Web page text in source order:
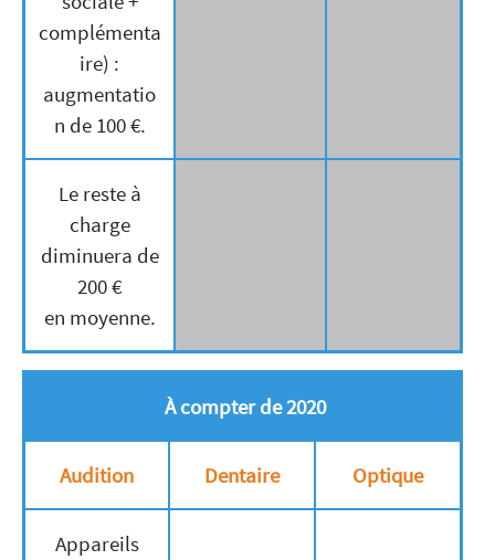
complémenta
ire) :
augmentatio
n de 100 €.
Le reste à
charge
diminuera de
200 €
en moyenne.
À compter de 2020
Audition Dentaire Optique
Appareils